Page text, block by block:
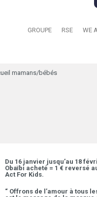
GROUPE RSE WE
mamans/bébés
Du 16 janvier jusqu’au 18
Obaïbi acheté = 1 € reversé
Act For Kids.
“ Offrons de l’amour à tous